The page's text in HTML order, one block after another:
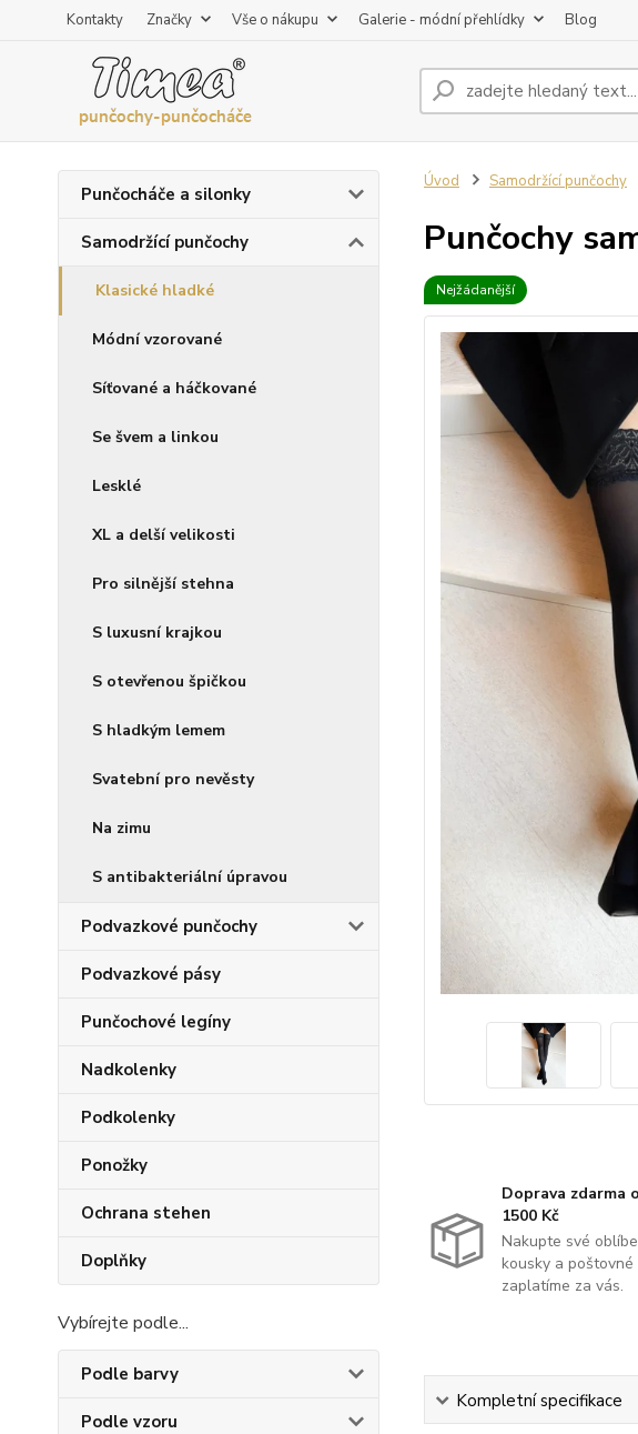
Kontakty Značky Vše o nákupu Galerie - módní přehlídky Blog
Punčocháče a silonky
Samodržící punčochy
Klasické hladké
Módní vzorované
Síťované a háčkované
Se švem a linkou
Lesklé
XL a delší velikosti
Pro silnější stehna
S luxusní krajkou
S otevřenou špičkou
S hladkým lemem
Svatební pro nevěsty
Na zimu
S antibakteriální úpravou
Podvazkové punčochy
Podvazkové pásy
Punčochové legíny
Nadkolenky
Podkolenky
Ponožky
Ochrana stehen
Doplňky
Vybírejte podle...
Podle barvy
Podle vzoru
Úvod Samodržící punčochy
Punčochy
Nejžádanější
Doprava zdarma
1500 Kč
Nakupte své
kousky a poštovné
zaplatíme za vás.
Kompletní specifikace